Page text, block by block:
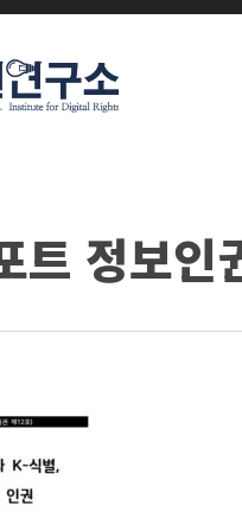
트 정보인